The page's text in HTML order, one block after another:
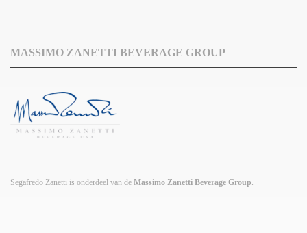
MASSIMO ZANETTI BEVERAGE GROUP
Segafredo Zanetti is onderdeel van de Massimo Zanetti Beverage Group.